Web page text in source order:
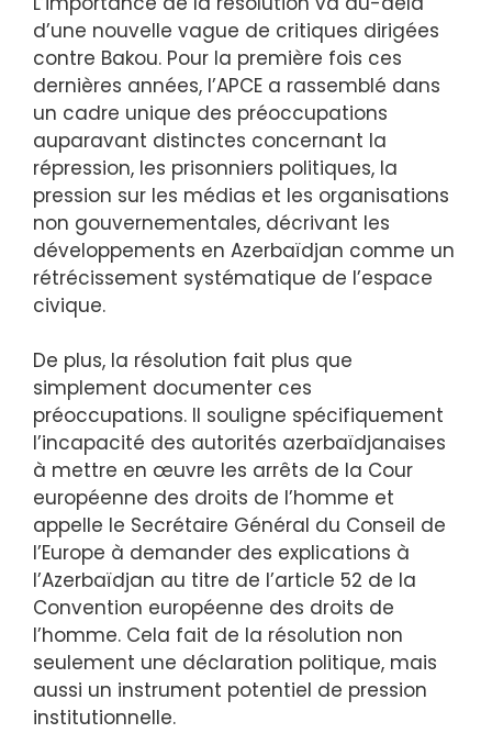
d’une nouvelle vague de critiques dirigées
contre Bakou. Pour la première fois ces
dernières années, l’APCE a rassemblé dans
un cadre unique des préoccupations
auparavant distinctes concernant la
répression, les prisonniers politiques, la
pression sur les médias et les organisations
non gouvernementales, décrivant les
développements en Azerbaïdjan comme un
rétrécissement systématique de l’espace
civique.
De plus, la résolution fait plus que
simplement documenter ces
préoccupations. Il souligne spécifiquement
l’incapacité des autorités azerbaïdjanaises
à mettre en œuvre les arrêts de la Cour
européenne des droits de l’homme et
appelle le Secrétaire Général du Conseil de
l’Europe à demander des explications à
l’Azerbaïdjan au titre de l’article 52 de la
Convention européenne des droits de
l’homme. Cela fait de la résolution non
seulement une déclaration politique, mais
aussi un instrument potentiel de pression
institutionnelle.